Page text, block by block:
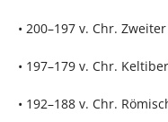
• 200–197 v. Chr.
• 197–179 v. Chr.
• 192–188 v. Chr.